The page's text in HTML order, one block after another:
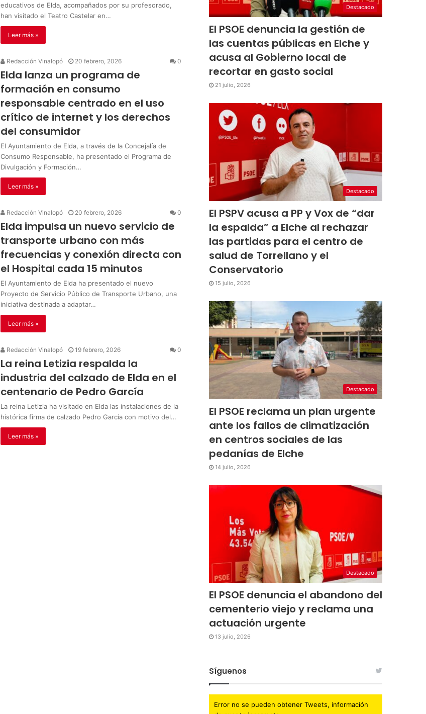
educativos de Elda, acompañados por su profesorado,
han visitado el Teatro Castelar en…
Leer más »
Redacción Vinalopó 20 febrero, 2026 0
Elda lanza un programa de
formación en consumo
responsable centrado en el uso
crítico de internet y los derechos
del consumidor
El Ayuntamiento de Elda, a través de la Concejalía de
Consumo Responsable, ha presentado el Programa de
Divulgación y Formación…
Leer más »
Redacción Vinalopó 20 febrero, 2026 0
Elda impulsa un nuevo servicio de
transporte urbano con más
frecuencias y conexión directa con
el Hospital cada 15 minutos
El Ayuntamiento de Elda ha presentado el nuevo
Proyecto de Servicio Público de Transporte Urbano, una
iniciativa destinada a adaptar…
Leer más »
Redacción Vinalopó 19 febrero, 2026 0
La reina Letizia respalda la
industria del calzado de Elda en el
centenario de Pedro García
La reina Letizia ha visitado en Elda las instalaciones de la
histórica firma de calzado Pedro García con motivo del…
Leer más »
Destacado
El PSOE denuncia la gestión de
las cuentas públicas en Elche y
acusa al Gobierno local de
recortar en gasto social
21 julio, 2026
Destacado
El PSPV acusa a PP y Vox de “dar
la espalda” a Elche al rechazar
las partidas para el centro de
salud de Torrellano y el
Conservatorio
15 julio, 2026
Destacado
El PSOE reclama un plan urgente
ante los fallos de climatización
en centros sociales de las
pedanías de Elche
14 julio, 2026
Destacado
El PSOE denuncia el abandono del
cementerio viejo y reclama una
actuación urgente
13 julio, 2026
Síguenos
Error no se pueden obtener Tweets, información